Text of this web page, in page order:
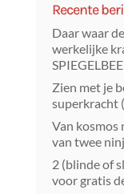
Recente
Daar waar
werkelijke
Zien met je
superkracht
Van kosmos
van twee
2 (blinde of
voor gratis